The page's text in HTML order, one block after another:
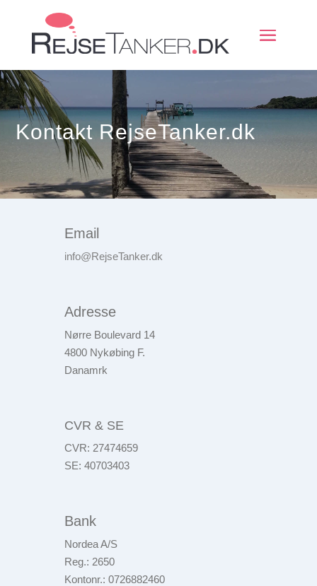
Kontakt RejseTanker.dk
Email
info@RejseTanker.dk
Adresse
Nørre Boulevard 14
4800 Nykøbing F.
Danamrk
CVR & SE
CVR: 27474659
SE: 40703403
Bank
Nordea A/S
Reg.: 2650
Kontonr.: 0726882460